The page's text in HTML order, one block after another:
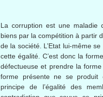
La corruption est une maladie
biens par la compétition à partir
de la société. L’Etat lui-mêmese
cette égalité .C’est donc la
défectueuse et prendrelaforme
forme
présentene se produit
principe de l’égalitédes